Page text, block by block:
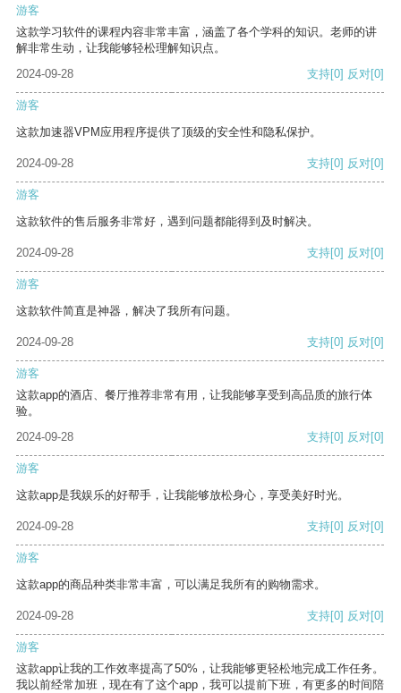
游客
这款学习软件的课程内容非常丰富，涵盖了各个学科的知识。老师的讲
解非常生动，让我能够轻松理解知识点。
2024-09-28
支持[0] 反对[0]
游客
这款加速器VPM应用程序提供了顶级的安全性和隐私保护。
2024-09-28 支持[0] 反对[0]
游客
这款软件的售后服务非常好，遇到问题都能得到及时解决。
2024-09-28 支持[0] 反对[0]
游客
这款软件简直是神器，解决了我所有问题。
2024-09-28 支持[0] 反对[0]
游客
这款app的酒店、餐厅推荐非常有用，让我能够享受到高品质的旅行体
验。
2024-09-28
支持[0] 反对[0]
游客
这款app是我娱乐的好帮手，让我能够放松身心，享受美好时光。
2024-09-28 支持[0] 反对[0]
游客
这款app的商品种类非常丰富，可以满足我所有的购物需求。
2024-09-28 支持[0] 反对[0]
游客
这款app让我的工作效率提高了50%，让我能够更轻松地完成工作任务。
我以前经常加班，现在有了这个app，我可以提前下班，有更多的时间陪